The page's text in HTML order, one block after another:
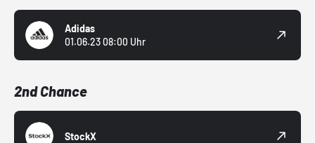
Adidas
01.06.23 08:00 Uhr
2nd Chance
StockX